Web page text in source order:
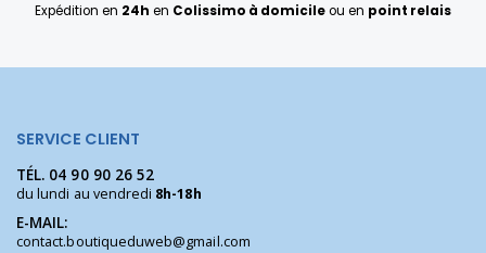
Expédition en 24h en Colissimo à domicileou en point relais
SERVICE CLIENT
TÉL. 04 90 90 26 52
du lundi au vendredi 8h-18h
E-MAIL:
contact.boutiqueduweb@gmail.com